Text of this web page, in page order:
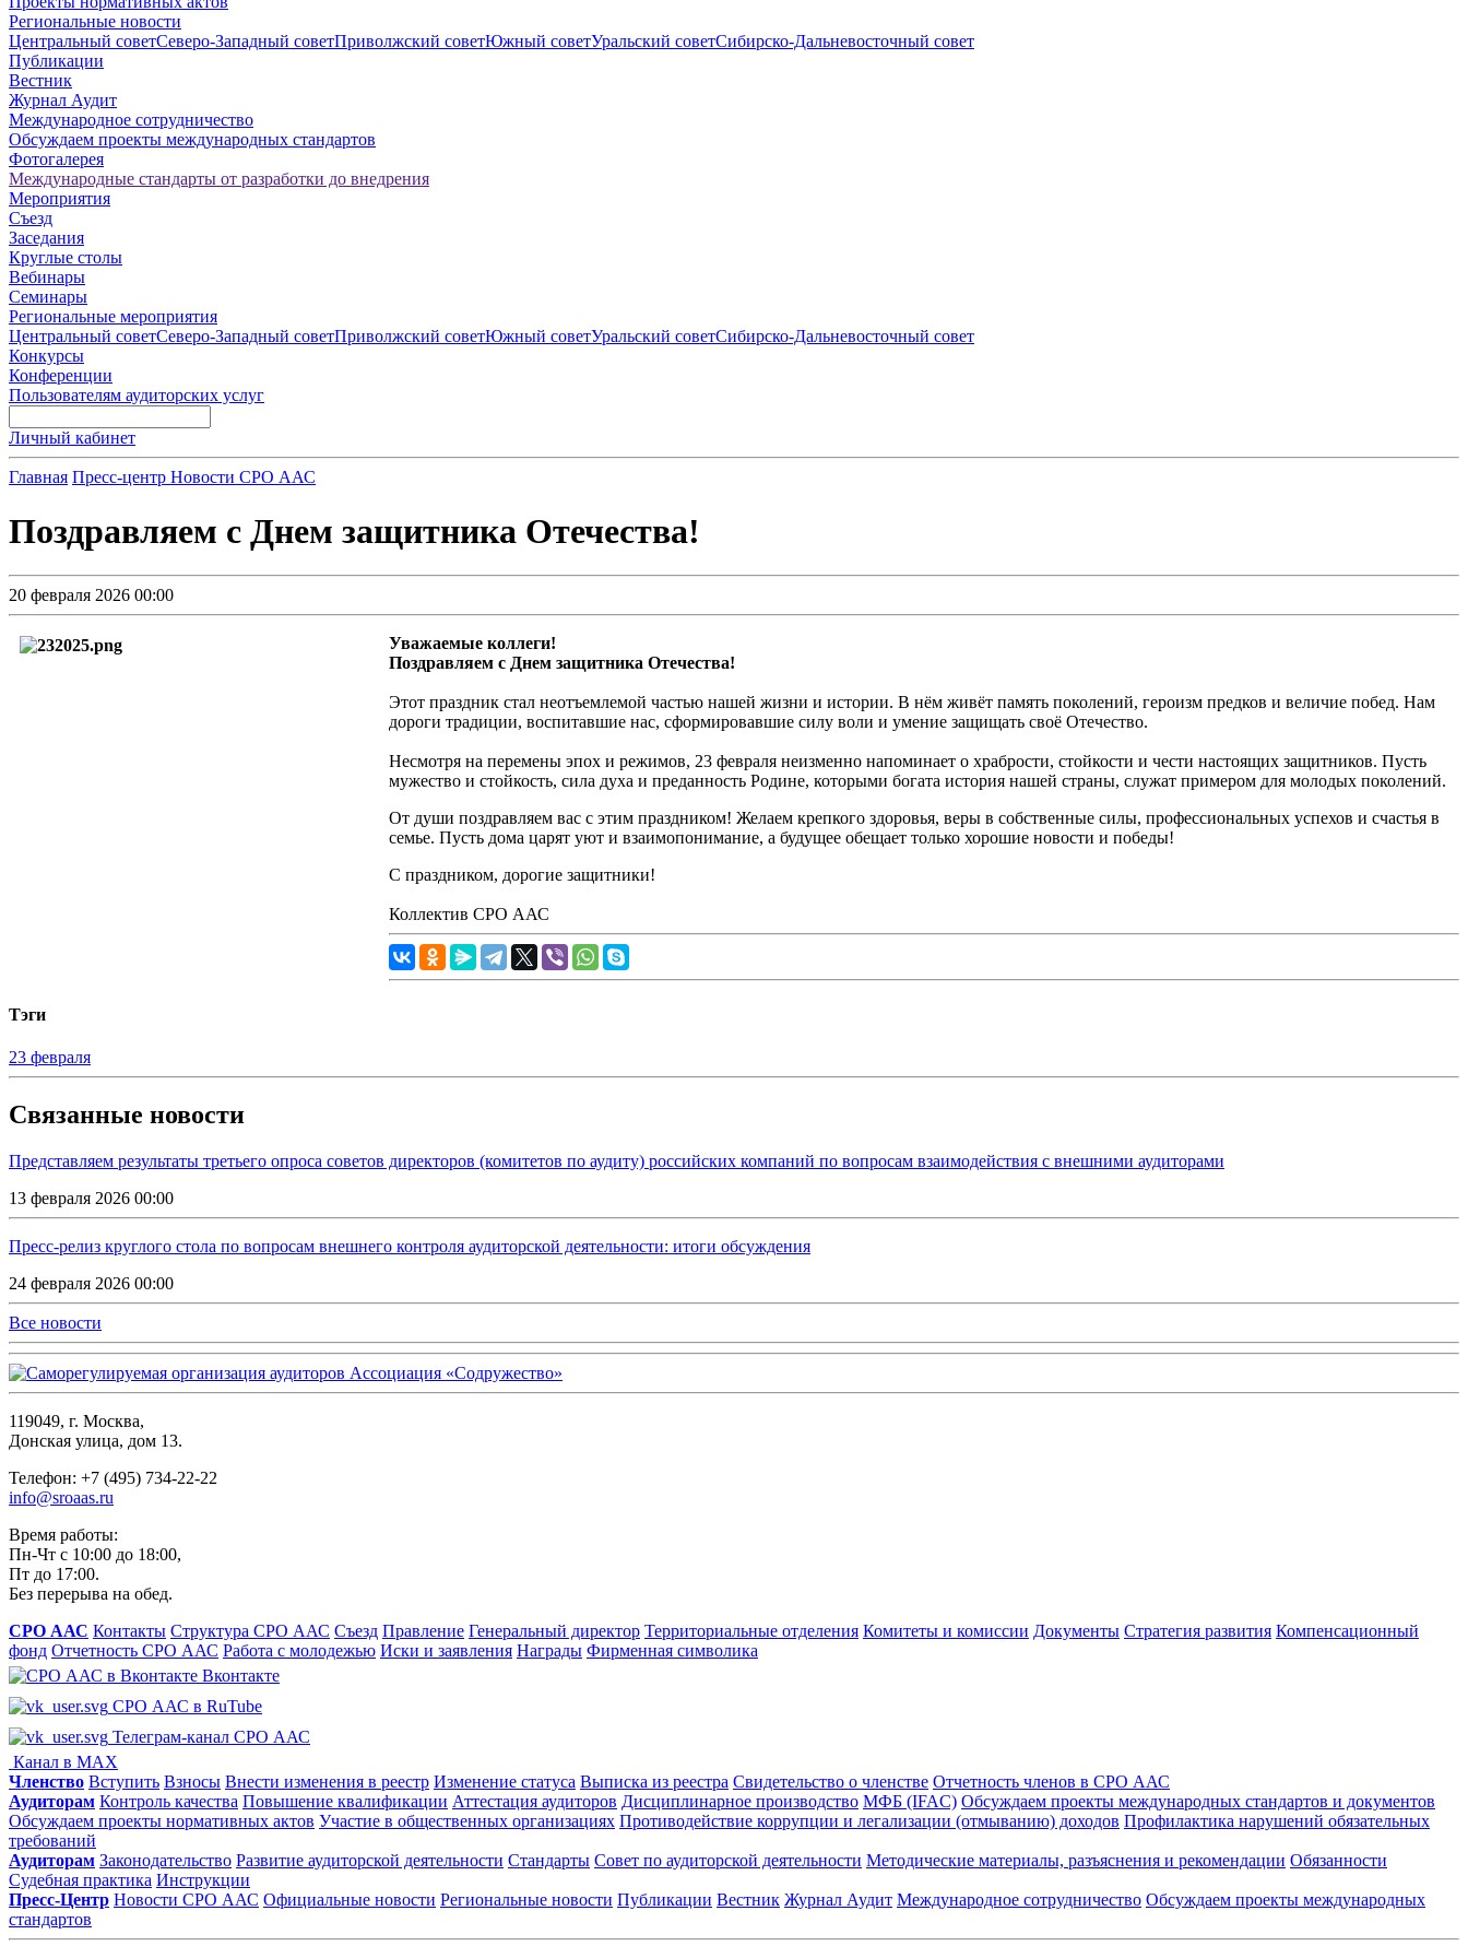
Региональные новости
Центральный советСеверо-Западный советПриволжский советЮжный советУральский советСибирско-Дальневосточный совет
Публикации
Вестник
Журнал Аудит
Международное сотрудничество
Обсуждаем проекты международных стандартов
Фотогалерея
Международные стандарты от разработки до внедрения
Мероприятия
Съезд
Заседания
Круглые столы
Вебинары
Семинары
Региональные мероприятия
Центральный советСеверо-Западный советПриволжский советЮжный советУральский советСибирско-Дальневосточный совет
Конкурсы
Конференции
Пользователям аудиторских услуг
Личный кабинет
Главная Пресс-центр Новости СРО ААС
Поздравляем с Днем защитника Отечества!
20 февраля 2026 00:00
Уважаемые коллеги!
Поздравляем с Днем защитника Отечества!
Этот праздник стал неотъемлемой частью нашей жизни и истории. В нём живёт память поколений, героизм предков и величие побед. Нам
дороги традиции, воспитавшие нас, сформировавшие силу воли и умение защищать своё Отечество.
Несмотря на перемены эпох и режимов, 23 февраля неизменно напоминает о храбрости, стойкости и чести настоящих защитников. Пусть
мужество и стойкость, сила духа и преданность Родине, которыми богата история нашей страны, служат примером для молодых поколений.
От души поздравляем вас с этим праздником! Желаем крепкого здоровья, веры в собственные силы, профессиональных успехов и счастья в
семье. Пусть дома царят уют и взаимопонимание, а будущее обещает только хорошие новости и победы!
С праздником, дорогие защитники!
Коллектив СРО ААС
Тэги
23 февраля
Связанные новости
Представляем результаты третьего опроса советов директоров (комитетов по аудиту) российских компаний по вопросам взаимодействия с внешними аудиторами
13 февраля 2026 00:00
Пресс-релиз круглого стола по вопросам внешнего контроля аудиторской деятельности: итоги обсуждения
24 февраля 2026 00:00
Все новости
119049, г. Москва,
Донская улица, дом 13.
Телефон: +7 (495) 734-22-22
info@sroaas.ru
Время работы:
Пн-Чт с 10:00 до 18:00,
Пт до 17:00.
Без перерыва на обед.
СРО ААС Контакты Структура СРО ААС Съезд Правление Генеральный директор Территориальные отделения Комитеты и комиссии Документы Стратегия развития Компенсационный
фонд Отчетность СРО ААС Работа с молодежью Иски и заявления Награды Фирменная символика
Вконтакте
СРО ААС в RuTube
Телеграм-канал СРО ААС
Канал в MAX
Членство Вступить Взносы Внести изменения в реестр Изменение статуса Выписка из реестра Свидетельство о членстве Отчетность членов в СРО ААС
Аудиторам Контроль качества Повышение квалификации Аттестация аудиторов Дисциплинарное производство МФБ (IFAC) Обсуждаем проекты международных стандартов и документов
Обсуждаем проекты нормативных актов Участие в общественных организациях Противодействие коррупции и легализации (отмыванию) доходов Профилактика нарушений обязательных
требований
Аудиторам Законодательство Развитие аудиторской деятельности Стандарты Совет по аудиторской деятельности Методические материалы, разъяснения и рекомендации Обязанности
Судебная практика Инструкции
Пресс-Центр Новости СРО ААС Официальные новости Региональные новости Публикации Вестник Журнал Аудит Международное сотрудничество Обсуждаем проекты международных
стандартов